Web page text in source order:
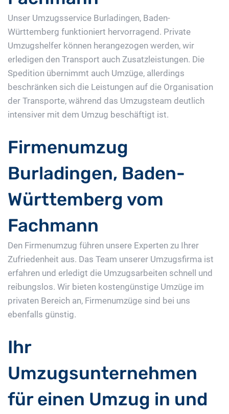
Unser Umzugsservice Burladingen, Baden-
Württemberg funktioniert hervorragend. Private
Umzugshelfer können herangezogen werden, wir
erledigen den Transport auch Zusatzleistungen. Die
Spedition übernimmt auch Umzüge, allerdings
beschränken sich die Leistungen auf die Organisation
der Transporte, während das Umzugsteam deutlich
intensiver mit dem Umzug beschäftigt ist.
Firmenumzug
Burladingen, Baden-
Württemberg vom
Fachmann
Den Firmenumzug führen unsere Experten zu Ihrer
Zufriedenheit aus. Das Team unserer Umzugsfirma ist
erfahren und erledigt die Umzugsarbeiten schnell und
reibungslos. Wir bieten kostengünstige Umzüge im
privaten Bereich an, Firmenumzüge sind bei uns
ebenfalls günstig.
Ihr
Umzugsunternehmen
für einen Umzug in und